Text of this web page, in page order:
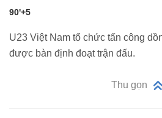
90'+5
U23 Việt Nam tổ chức tấn công
được bàn định đoạt trận đấu.
Thu gọn